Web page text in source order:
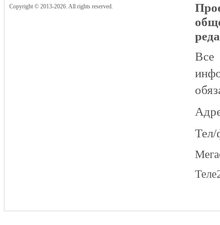
Copyright © 2013-2026. All rights reserved.